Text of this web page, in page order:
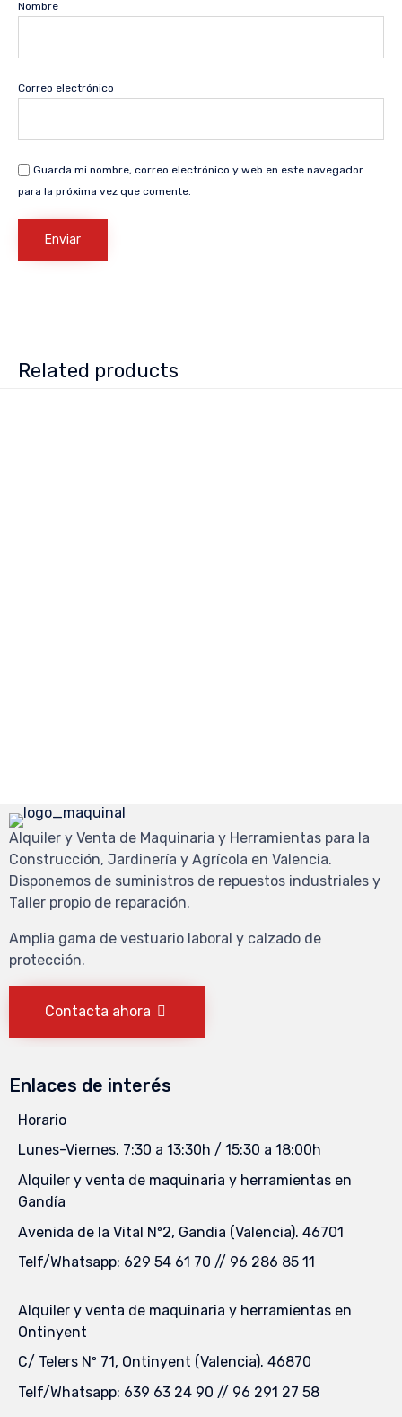
Nombre
Correo electrónico
Guarda mi nombre, correo electrónico y web en este navegador
para la próxima vez que comente.
Related products
Alquiler y Venta de Maquinaria y Herramientas para la
Construcción, Jardinería y Agrícola en Valencia.
Disponemos de suministros de repuestos industriales y
Taller propio de reparación.
Amplia gama de vestuario laboral y calzado de
protección.
Contacta ahora
Enlaces de interés
Horario
Lunes-Viernes. 7:30 a 13:30h / 15:30 a 18:00h
Alquiler y venta de maquinaria y herramientas en
Gandía
Avenida de la Vital Nº2, Gandia (Valencia). 46701
Telf/Whatsapp: 629 54 61 70 // 96 286 85 11
Alquiler y venta de maquinaria y herramientas en
Ontinyent
C/ Telers Nº 71, Ontinyent (Valencia). 46870
Telf/Whatsapp: 639 63 24 90 // 96 291 27 58